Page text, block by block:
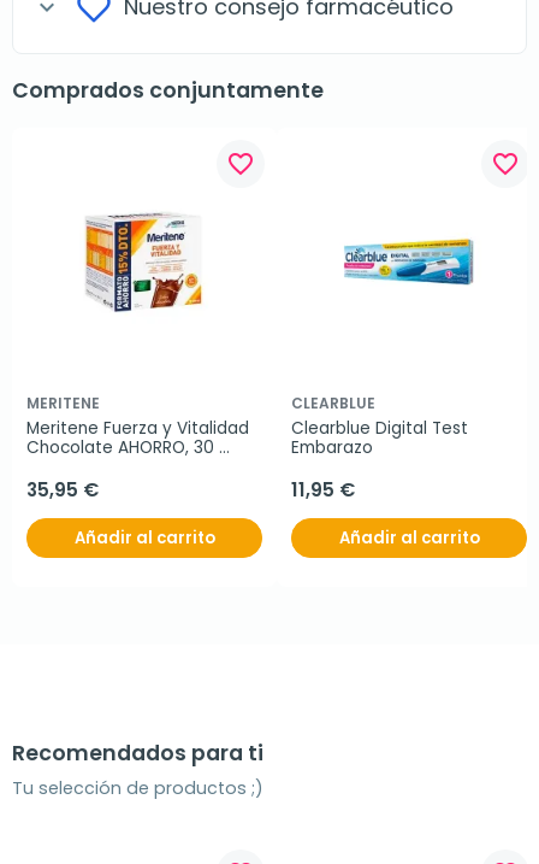
expand_more Nuestro consejo farmacéutico
Comprados conjuntamente
favorite_border
MERITENE
Meritene Fuerza y Vitalidad
Chocolate AHORRO, 30
35,95 €
Añadir al carrito
favorite_border
CLEARBLUE
Clearblue Digital Test
Embarazo
11,95 €
Añadir al carrito
Recomendados para ti
Tu selección de productos ;)